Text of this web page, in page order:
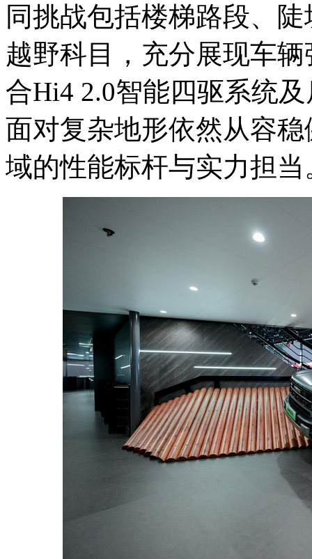
同挑战包括楼梯路段、
越野科目，充分展现车
合Hi4 2.0智能四驱系统
面对复杂地形依然从容
域的性能标杆与实力担当